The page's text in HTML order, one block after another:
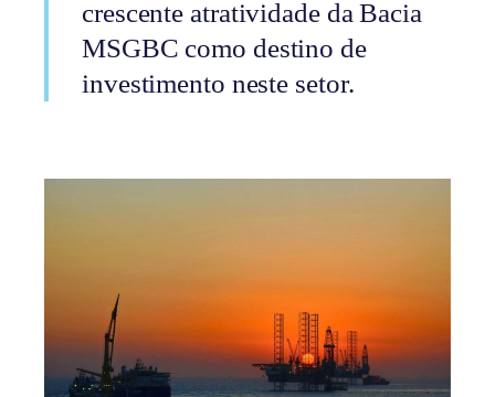
crescente atratividade da Bacia
MSGBC como destino de
investimento neste setor.